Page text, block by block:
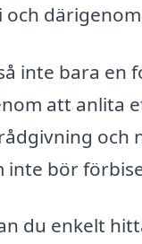
inte bara en
att anlita
och
inte bör
du enkelt